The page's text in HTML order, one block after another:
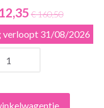
€ 160,50
verloopt 31/08/2026